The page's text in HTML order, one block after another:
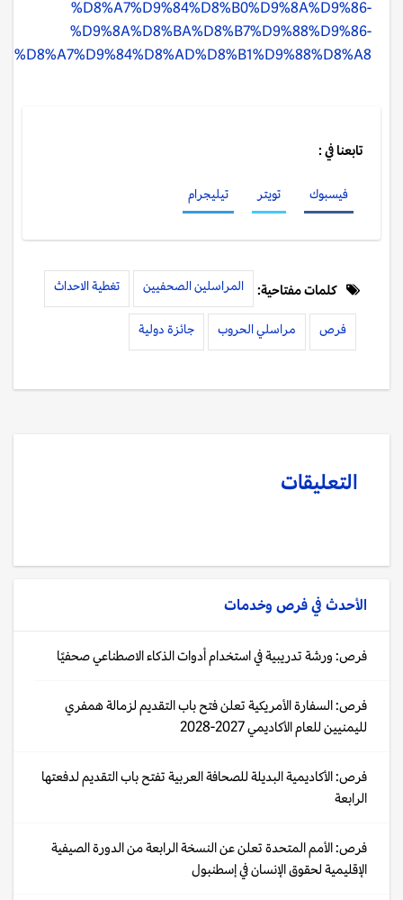
%D8%A7%D9%84%D8%B0%D9%8A%D9%86-
%D9%8A%D8%BA%D8%B7%D9%88%D9%86-
%D8%A7%D9%84%D8%AD%D8%B1%D9%88%D8%A8
تابعنا في :
فيسبوك تويتر تيليجرام
كلمات مفتاحية: المراسلين الصحفيين تغطية الاحداث
فرص مراسلي الحروب جائزة دولية
التعليقات
الأحدث فيفرص وخدمات
فرص: ورشة تدريبية في استخدام أدوات الذكاء الاصطناعي صحفيًا
فرص: السفارة الأمريكية تعلن فتح باب التقديم لزمالة همفري
لليمنيين للعام الأكاديمي 2027-2028
فرص: الأكاديمية البديلة للصحافة العربية تفتح باب التقديم لدفعتها
الرابعة
فرص: الأمم المتحدة تعلن عن النسخة الرابعة من الدورة الصيفية
الإقليمية لحقوق الإنسان في إسطنبول